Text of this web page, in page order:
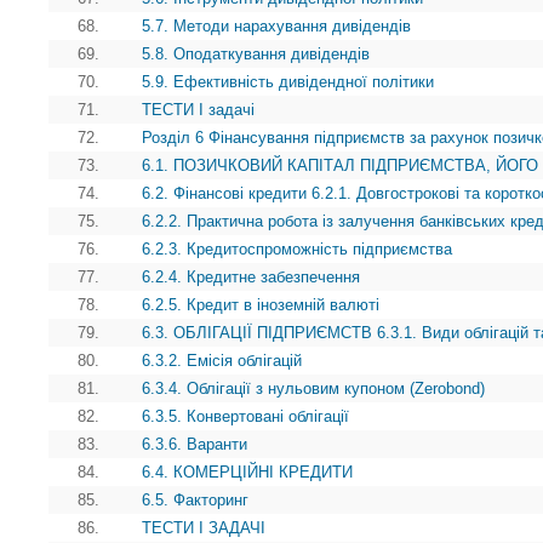
68.
5.7. Методи нарахування дивідендів
69.
5.8. Оподаткування дивідендів
70.
5.9. Ефективність дивідендної політики
71.
ТЕСТИ І задачі
72.
Розділ 6 Фінансування підприємств за рахунок
73.
6.1. ПОЗИЧКОВИЙ КАПІТАЛ ПІДПРИЄМСТВА,
74.
6.2. Фінансові кредити 6.2.1. Довгострокові та
75.
6.2.2. Практична робота із залучення банківських
76.
6.2.3. Кредитоспроможність підприємства
77.
6.2.4. Кредитне забезпечення
78.
6.2.5. Кредит в іноземній валюті
79.
6.3. ОБЛІГАЦІЇ ПІДПРИЄМСТВ 6.3.1. Види облігацій
80.
6.3.2. Емісія облігацій
81.
6.3.4. Облігації з нульовим купоном (Zerobond)
82.
6.3.5. Конвертовані облігації
83.
6.3.6. Варанти
84.
6.4. КОМЕРЦІЙНІ КРЕДИТИ
85.
6.5. Факторинг
86.
ТЕСТИ І ЗАДАЧІ